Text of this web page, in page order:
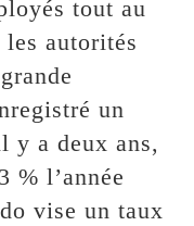
tout au
autorités
un
y a deux ans,
% l’année
vise un taux